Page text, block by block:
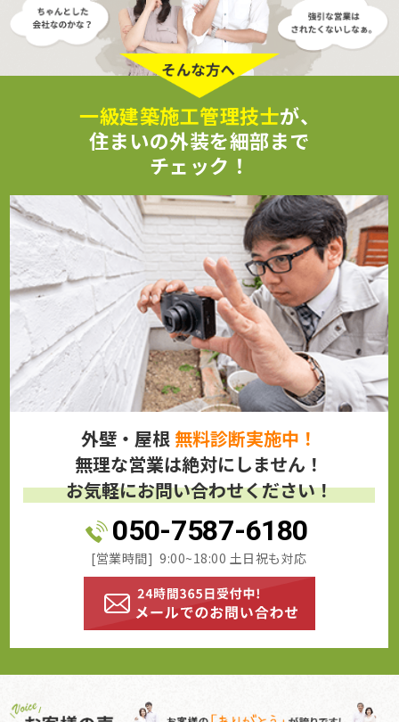
一級建築施工管理技士が、
住まいの外装を細部まで
チェック！
外壁・屋根 無料診断実施中！
無理な営業は絶対にしません！
お気軽にお問い合わせください！
050-7587-6180
[営業時間] 9:00~18:00 土日祝も対応